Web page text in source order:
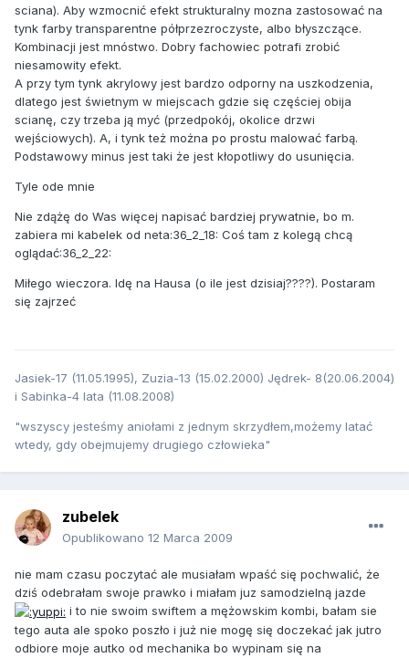
sciana). Aby wzmocnić efekt strukturalny mozna zastosować na
tynk farby transparentne półprzezroczyste, albo błyszczące.
Kombinacji jest mnóstwo. Dobry fachowiec potrafi zrobić
niesamowity efekt.
A przy tym tynk akrylowy jest bardzo odporny na uszkodzenia,
dlatego jest świetnym w miejscach gdzie się częściej obija
scianę, czy trzeba ją myć (przedpokój, okolice drzwi
wejściowych). A, i tynk też można po prostu malować farbą.
Podstawowy minus jest taki że jest kłopotliwy do usunięcia.
Tyle ode mnie
Nie zdążę do Was więcej napisać bardziej prywatnie, bo m.
zabiera mi kabelek od neta:36_2_18: Coś tam z kolegą chcą
oglądać:36_2_22:
Miłego wieczora. Idę na Hausa (o ile jest dzisiaj????). Postaram
się zajrzeć
Jasiek-17 (11.05.1995), Zuzia-13 (15.02.2000) Jędrek- 8(20.06.2004)
i Sabinka-4 lata (11.08.2008)
"wszyscy jesteśmy aniołami z jednym skrzydłem,możemy latać
wtedy, gdy obejmujemy drugiego człowieka"
zubelek
Opublikowano 12 Marca 2009
nie mam czasu poczytać ale musiałam wpaść się pochwalić, że
dziś odebrałam swoje prawko i miałam juz samodzielną jazde
i to nie swoim swiftem a mężowskim kombi, bałam sie
tego auta ale spoko poszło i już nie mogę się doczekać jak jutro
odbiore moje autko od mechanika bo wypinam się na